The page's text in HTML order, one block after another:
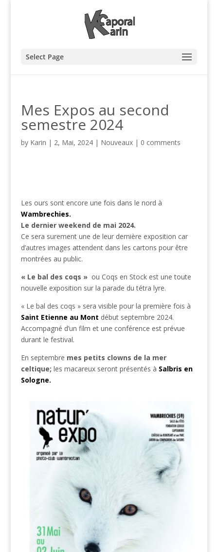
Select Page
Mes Expos au second
semestre 2024
by Karin | 2, Mai, 2024| Nouveaux| 0 comments
Les ours sont encore une fois dans le nord à
Wambrechies.
Le dernier weekend de mai 2024.
Ce sera surement une de leur dernière exposition car
d’autres images attendent dans les cartons pour être
montrées au public.
« Le bal des coqs »ou Coqs en Stock est une toute
nouvelle exposition sur la parade du tétra lyre.
« Le bal des coqs » sera visible pour la première fois à
Saint Etienne au Mont début septembre 2024.
Accompagné d’un film et une conférence est prévue
durant le festival.
En septembre mes petits clowns de la mer
celtique; les macareux seront présentés à Salbris en
Sologne.